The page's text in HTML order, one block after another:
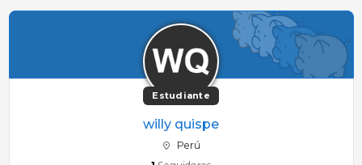
Estudiante
willy quispe
Perú